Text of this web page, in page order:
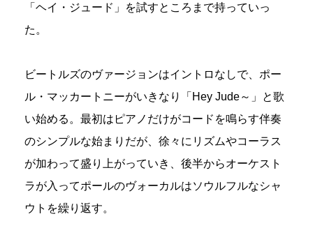
「ヘイ・ジュード」を試すところまで持っていっ
た。
ビートルズのヴァージョンはイントロなしで、ポー
ル・マッカートニーがいきなり「Hey Jude～」と歌
い始める。最初はピアノだけがコードを鳴らす伴奏
のシンプルな始まりだが、徐々にリズムやコーラス
が加わって盛り上がっていき、後半からオーケスト
ラが入ってポールのヴォーカルはソウルフルなシャ
ウトを繰り返す。